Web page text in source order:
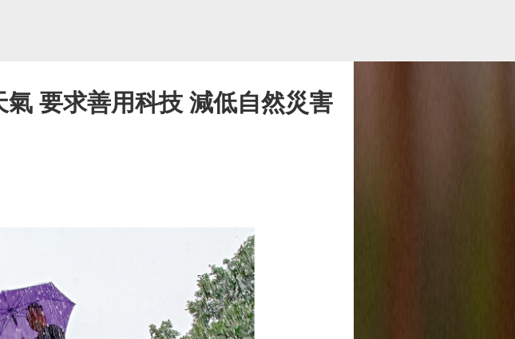
要求善用科技 減低自然災害